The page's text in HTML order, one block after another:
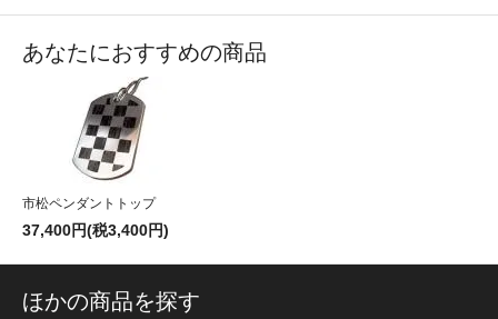
あなたにおすすめの商品
市松ペンダントトップ
37,400円(税3,400円)
ほかの商品を探す